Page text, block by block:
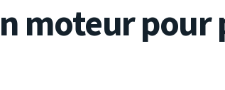
moteur pour